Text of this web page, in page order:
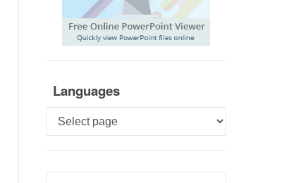
Languages
Languages